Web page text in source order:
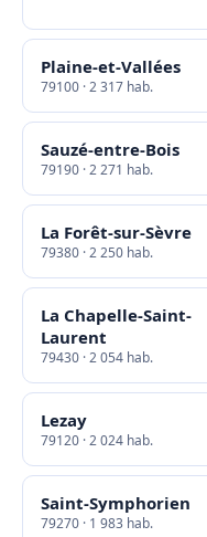
Plaine-et-Vallées
79100 · 2 317 hab.
Sauzé-entre-Bois
79190 · 2 271 hab.
La Forêt-sur-Sèvre
79380 · 2 250 hab.
La Chapelle-Saint-
Laurent
79430 · 2 054 hab.
Lezay
79120 · 2 024 hab.
Saint-Symphorien
79270 · 1 983 hab.